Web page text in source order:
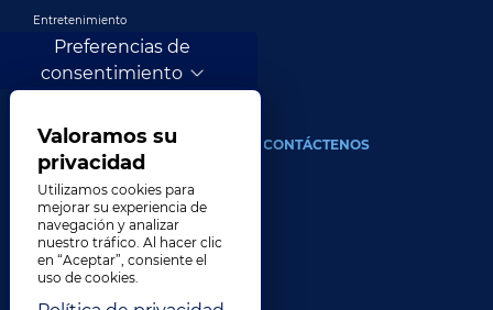
Entretenimiento
Publicidad y marketing digital
Más industrias
ACERCA DE
Nuestra compañía
Liderazgo
Historia
Carreras
Ubicaciones
CONTÁCTENOS
Preferencias de
consentimiento
Valoramos su
privacidad
Utilizamos cookies para
mejorar su experiencia de
navegación y analizar
nuestro tráfico. Al hacer clic
en “Aceptar”, consiente el
uso de cookies.